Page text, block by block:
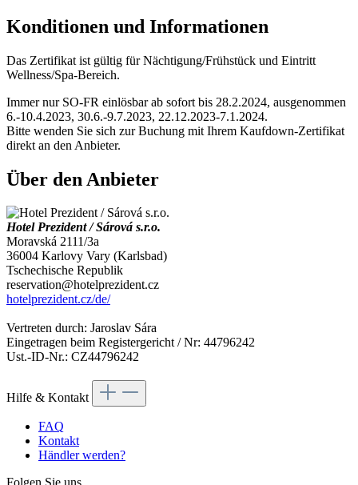
Konditionen und Informationen
Das Zertifikat ist gültig für Nächtigung/Frühstück und Eintritt
Wellness/Spa-Bereich.
Immer nur SO-FR einlösbar ab sofort bis 28.2.2024, ausgenommen
6.-10.4.2023, 30.6.-9.7.2023, 22.12.2023-7.1.2024.
Bitte wenden Sie sich zur Buchung mit Ihrem Kaufdown-Zertifikat
direkt an den Anbieter.
Über den Anbieter
Hotel Prezident / Sárová s.r.o.
Moravská 2111/3a
36004 Karlovy Vary (Karlsbad)
Tschechische Republik
reservation@hotelprezident.cz
hotelprezident.cz/de/
Vertreten durch: Jaroslav Sára
Eingetragen beim Registergericht / Nr: 44796242
Ust.-ID-Nr.: CZ44796242
Hilfe & Kontakt
FAQ
Kontakt
Händler werden?